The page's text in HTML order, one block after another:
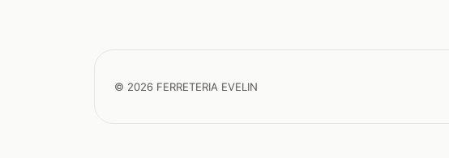
© 2026 FERRETERIA EVELIN